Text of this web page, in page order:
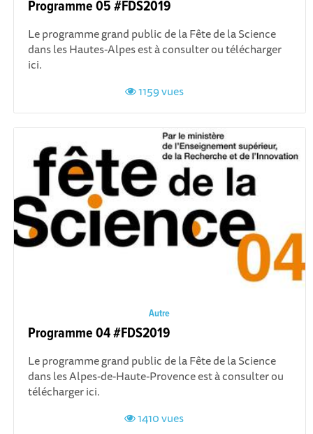
Programme 05 #FDS2019
Le programme grand public de la Fête de la Science
dans les Hautes-Alpes est à consulter ou télécharger
ici.
1159 vues
Autre
Programme 04 #FDS2019
Le programme grand public de la Fête de la Science
dans les Alpes-de-Haute-Provence est à consulter ou
télécharger ici.
1410 vues